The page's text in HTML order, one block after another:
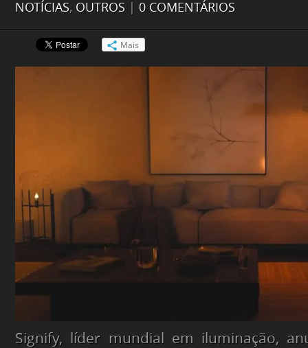
NOTÍCIAS, OUTROS 0 COMENTÁRIOS
Mais
Signify, líder mundial em iluminação,